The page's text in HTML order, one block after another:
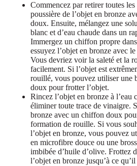
Commencez par retirer toutes les
poussière de l’objet en bronze
doux. Ensuite, mélangez une
blanc et d’eau chaude dans un
Immergez un chiffon propre
essuyez l’objet en bronze avec
Vous devriez voir la saleté et la
facilement. Si l’objet est
rouillé, vous pouvez utiliser une
doux pour frotter l’objet.
Rincez l’objet en bronze à l’eau
éliminer toute trace de vinaigre.
bronze avec un chiffon doux
formation de rouille. Si vous
l’objet en bronze, vous pouvez
en microfibre douce ou une
imbibée d’huile d’olive. Frottez
l’objet en bronze jusqu’à ce